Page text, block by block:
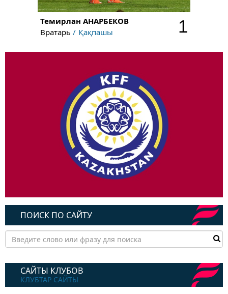
Темирлан АНАРБЕКОВ
Вратарь
Қақпашы 1
ПОИСК ПО САЙТУ
САЙТЫ КЛУБОВ
КЛУБТАР САЙТЫ